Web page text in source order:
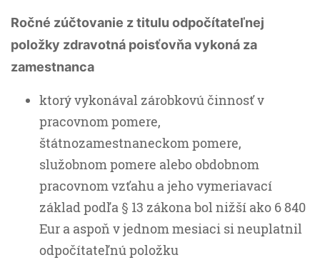
Ročné zúčtovanie z titulu odpočítateľnej
položky zdravotná poisťovňa vykoná za
zamestnanca
ktorý vykonával zárobkovú činnosť v
pracovnom pomere,
štátnozamestnaneckom pomere,
služobnom pomere alebo obdobnom
pracovnom vzťahu a jeho vymeriavací
základ podľa § 13 zákona bol nižší ako 6 840
Eur a aspoň v jednom mesiaci si neuplatnil
odpočítateľnú položku